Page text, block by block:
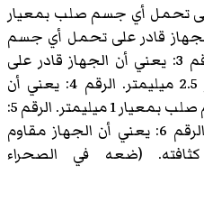
على تحمل أي جسم صلب بمعيار
2: يعني أن الجهاز قادر على تحمل أي جسم
صلب بمعيار 12.5 ميليمتر. الرقم 3: يعني أن الجهاز قادر على
تحمل أي جسم صلب بمعيار 2.5 ميليمتر. الرقم 4: يعني أن
الجهاز قادر على تحمل أي جسم صلب بمعيار 1 ميليمتر. الرقم 5:
يعني أن الجهاز مقاوم للغبار الرقم 6: يعني أن الجهاز مقاوم
(ضعه في الصحراء